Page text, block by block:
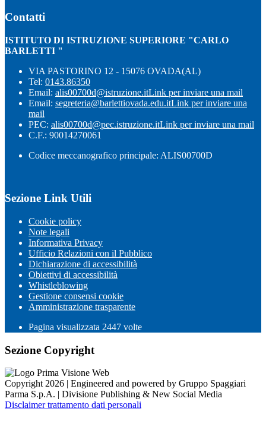
Contatti
ISTITUTO DI ISTRUZIONE SUPERIORE "CARLO
BARLETTI "
VIA PASTORINO 12 - 15076 OVADA(AL)
Tel: 0143.86350
Email: alis00700d@istruzione.itLink per inviare una mail
Email: segreteria@barlettiovada.edu.itLink per inviare una
mail
PEC: alis00700d@pec.istruzione.itLink per inviare una mail
C.F.: 90014270061
Codice meccanografico principale: ALIS00700D
Sezione Link Utili
Cookie policy
Note legali
Informativa Privacy
Ufficio Relazioni con il Pubblico
Dichiarazione di accessibilità
Obiettivi di accessibilità
Whistleblowing
Gestione consensi cookie
Amministrazione trasparente
Pagina visualizzata 2447 volte
Sezione Copyright
Copyright 2026 | Engineered and powered by Gruppo Spaggiari
Parma S.p.A. | Divisione Publishing & New Social Media
Disclaimer trattamento dati personali